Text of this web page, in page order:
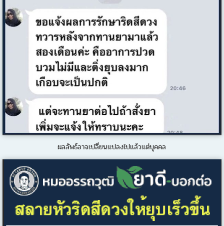
ผลลัพธ์อาจเปลี่ยนแปลงไปแล้วแต่บุคคล